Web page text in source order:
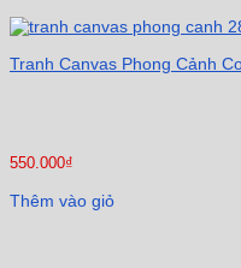
Tranh Canvas Phong Cảnh
550.000₫
Thêm vào giỏ